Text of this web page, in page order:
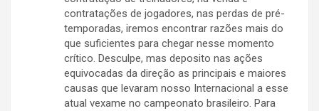
contratações de jogadores, nas perdas de pré-
temporadas, iremos encontrar razões mais do
que suficientes para chegar nesse momento
crítico. Desculpe, mas deposito nas ações
equivocadas da direção as principais e maiores
causas que levaram nosso Internacional a esse
atual vexame no campeonato brasileiro. Para